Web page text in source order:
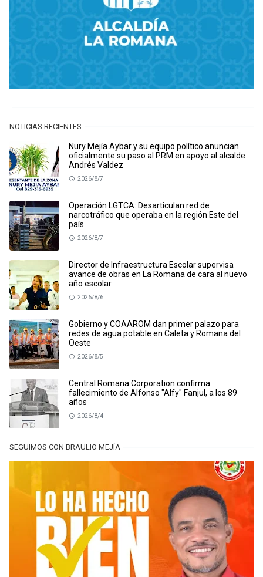
NOTICIAS RECIENTES
Nury Mejía Aybar y su equipo político anuncian
oficialmente su paso al PRM en apoyo al alcalde
Andrés Valdez
2026/8/7
Operación LGTCA: Desarticulan red de
narcotráfico que operaba en la región Este del
país
2026/8/7
Director de Infraestructura Escolar supervisa
avance de obras en La Romana de cara al nuevo
año escolar
2026/8/6
Gobierno y COAAROM dan primer palazo para
redes de agua potable en Caleta y Romana del
Oeste
2026/8/5
Central Romana Corporation confirma
fallecimiento de Alfonso "Alfy" Fanjul, a los 89
años
2026/8/4
SEGUIMOS CON BRAULIO MEJÍA